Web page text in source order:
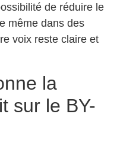
de réduire le
même dans des
voix reste claire et
la
sur le BY-